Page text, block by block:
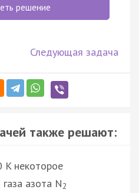
решение
Следующая задача
также решают:
K некоторое
азота N2